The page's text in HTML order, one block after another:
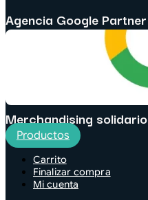
Agencia Google Partner
Merchandising solidario
Productos
Carrito
Finalizar compra
Mi cuenta